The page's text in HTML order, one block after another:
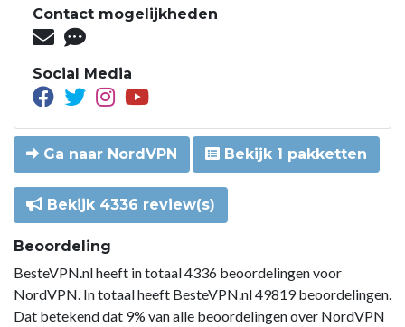
Contact mogelijkheden
Social Media
Ga naar NordVPN Bekijk 1 pakketten
Bekijk 4336 review(s)
Beoordeling
BesteVPN.nl heeft in totaal 4336 beoordelingen voor
NordVPN. In totaal heeft BesteVPN.nl 49819 beoordelingen.
Dat betekend dat 9% van alle beoordelingen over NordVPN